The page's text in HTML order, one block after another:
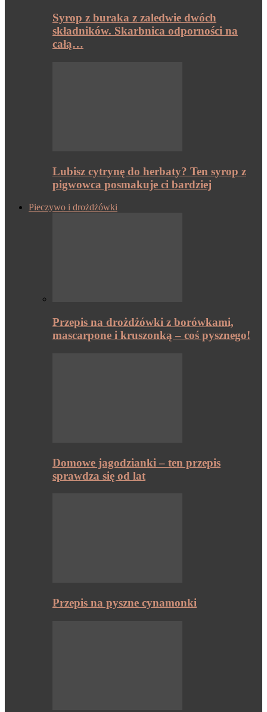
Syrop z buraka z zaledwie dwóch
składników. Skarbnica odporności na
całą…
Lubisz cytrynę do herbaty? Ten syrop z
pigwowca posmakuje ci bardziej
Pieczywo i drożdżówki
Przepis na drożdżówki z borówkami,
mascarpone i kruszonką – coś pysznego!
Domowe jagodzianki – ten przepis
sprawdza się od lat
Przepis na pyszne cynamonki